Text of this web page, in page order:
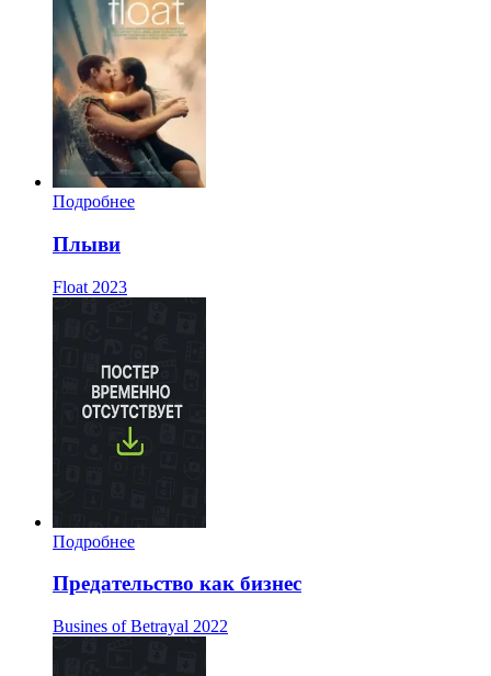
Подробнее
Плыви
Float 2023
Подробнее
Предательство как бизнес
Busines of Betrayal 2022